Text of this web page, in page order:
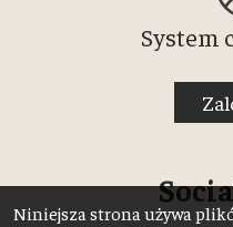
System
Niniejsza strona używa